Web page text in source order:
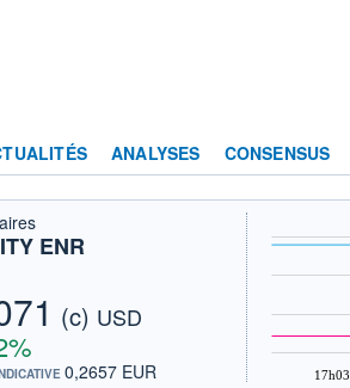
ANALYSES CONSENSUS
ENR
(c) USD
0,2657 EUR
17h03